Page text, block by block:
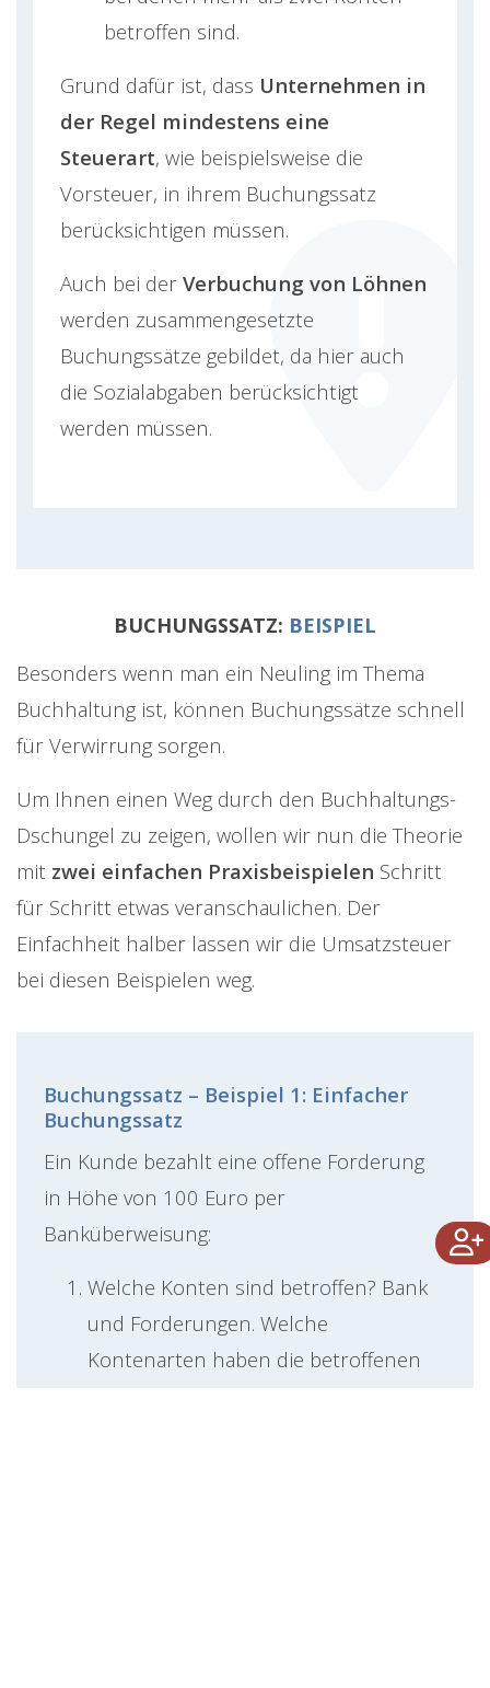
betroffen sind.
Grund dafür ist, dass Unternehmen in
der Regel mindestens eine
Steuerart, wie beispielsweise die
Vorsteuer, in ihrem Buchungssatz
berücksichtigen müssen.
Auch bei der Verbuchung von Löhnen
werden zusammengesetzte
Buchungssätze gebildet, da hier auch
die Sozialabgaben berücksichtigt
werden müssen.
BUCHUNGSSATZ: BEISPIEL
Besonders wenn man ein Neuling im Thema
Buchhaltung ist, können Buchungssätze schnell
für Verwirrung sorgen.
Um Ihnen einen Weg durch den Buchhaltungs-
Dschungel zu zeigen, wollen wir nun die Theorie
mit zwei einfachen Praxisbeispielen Schritt
für Schritt etwas veranschaulichen. Der
Einfachheit halber lassen wir die Umsatzsteuer
bei diesen Beispielen weg.
Buchungssatz – Beispiel 1: Einfacher
Buchungssatz
Ein Kunde bezahlt eine offene Forderung
in Höhe von 100 Euro per
Banküberweisung:
Welche Konten sind betroffen? Bank
und Forderungen. Welche
Kontenarten haben die betroffenen